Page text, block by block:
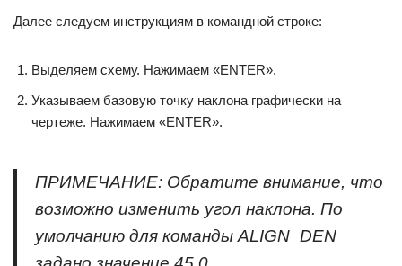
Далее следуем инструкциям в командной строке:
Выделяем схему. Нажимаем «ENTER».
Указываем базовую точку наклона графически на
чертеже. Нажимаем «ENTER».
ПРИМЕЧАНИЕ: Обратите внимание, что
возможно изменить угол наклона. По
умолчанию для команды ALIGN_DEN